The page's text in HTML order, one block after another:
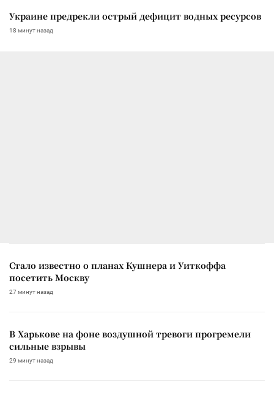
Украине предрекли острый дефицит водных ресурсов
18 минут назад
Стало известно о планах Кушнера и Уиткоффа
посетить Москву
27 минут назад
В Харькове на фоне воздушной тревоги прогремели
сильные взрывы
29 минут назад